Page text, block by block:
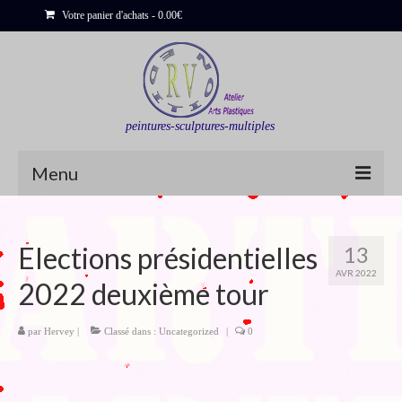
Votre panier d'achats - 0.00€
peintures-sculptures-multiples
Menu
Sculptures
Bois flottés
Peinture : Cartes et Itinéraires
13
AVR 2022
Elections présidentielles
2022 deuxième tour
par Hervey | Classé dans : Uncategorized | 0